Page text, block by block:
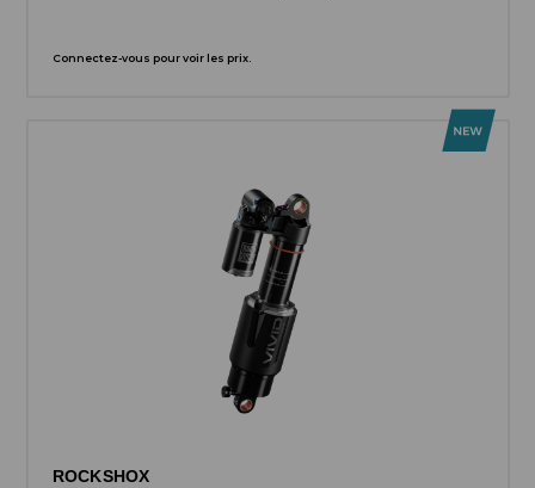
Connectez-vous pour voir les prix.
ROCKSHOX